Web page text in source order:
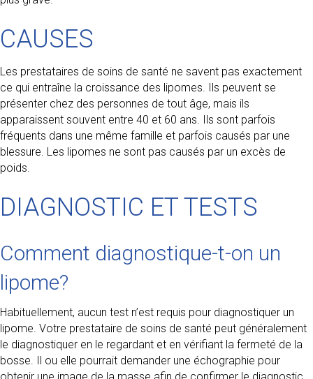
CAUSES
Les prestataires de soins de santé ne savent pas exactement
ce qui entraîne la croissance des lipomes. Ils peuvent se
présenter chez des personnes de tout âge, mais ils
apparaissent souvent entre 40 et 60 ans. Ils sont parfois
fréquents dans une même famille et parfois causés par une
blessure. Les lipomes ne sont pas causés par un excès de
poids.
DIAGNOSTIC ET TESTS
Comment diagnostique-t-on un
lipome?
Habituellement, aucun test n’est requis pour diagnostiquer un
lipome. Votre prestataire de soins de santé peut généralement
le diagnostiquer en le regardant et en vérifiant la fermeté de la
bosse. Il ou elle pourrait demander une échographie pour